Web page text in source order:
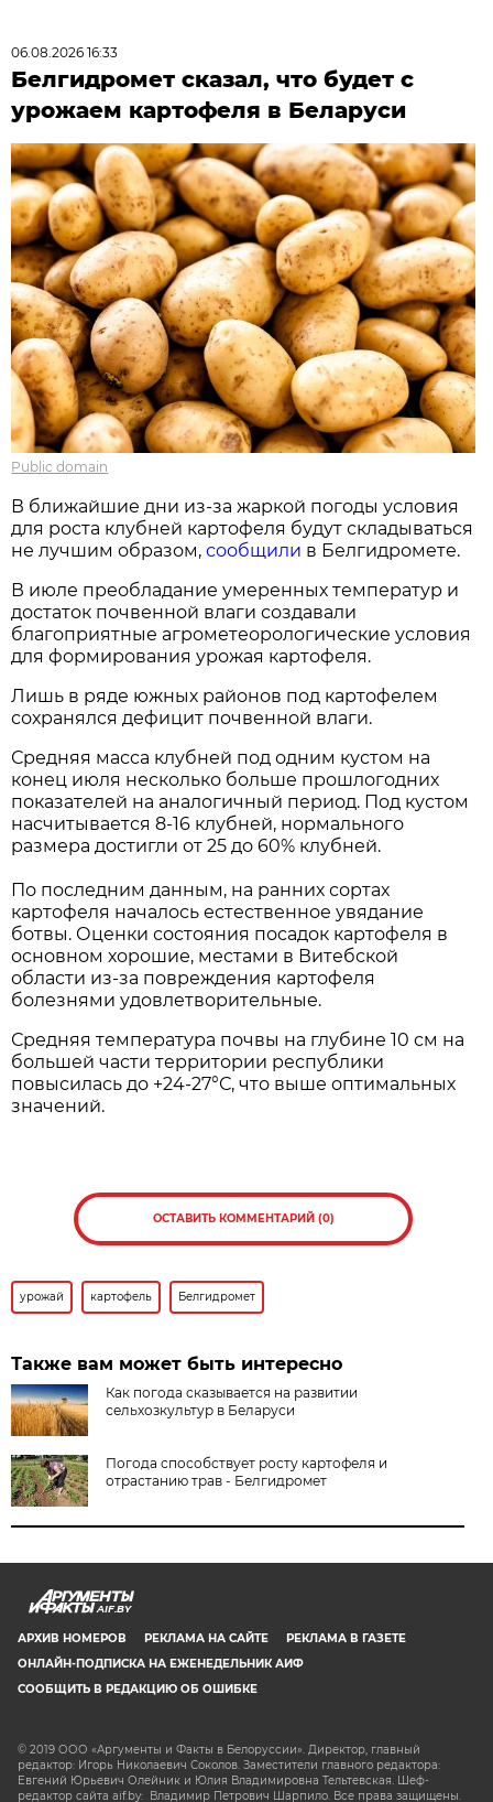
06.08.2026 16:33
Белгидромет сказал, что будет с
урожаем картофеля в Беларуси
Public domain
В ближайшие дни из-за жаркой погоды условия
для роста клубней картофеля будут складываться
не лучшим образом,сообщили в Белгидромете.
В июле преобладание умеренных температур и
достаток почвенной влаги создавали
благоприятные агрометеорологические условия
для формирования урожая картофеля.
Лишь в ряде южных районов под картофелем
сохранялся дефицит почвенной влаги.
Средняя масса клубней под одним кустом на
конец июля несколько больше прошлогодних
показателей на аналогичный период. Под кустом
насчитывается 8-16 клубней, нормального
размера достигли от 25 до 60% клубней.
По последним данным, на ранних сортах
картофеля началось естественное увядание
ботвы. Оценки состояния посадок картофеля в
основном хорошие, местами в Витебской
области из-за повреждения картофеля
болезнями удовлетворительные.
Средняя температура почвы на глубине 10 см на
большей части территории республики
повысилась до +24-27°С, что выше оптимальных
значений.
ОСТАВИТЬ КОММЕНТАРИЙ (0)
урожай картофель Белгидромет
Также вам может быть интересно
Как погода сказывается на развитии
сельхозкультур в Беларуси
Погода способствует росту картофеля и
отрастанию трав - Белгидромет
AIF.BY
АРХИВ НОМЕРОВ РЕКЛАМА НА САЙТЕ
РЕКЛАМА В ГАЗЕТЕ
ОНЛАЙН-ПОДПИСКА НА ЕЖЕНЕДЕЛЬНИК АИФ
СООБЩИТЬ В РЕДАКЦИЮ ОБ ОШИБКЕ
© 2019 ООО «Аргументы и Факты в Белоруссии». Директор, главный
редактор: Игорь Николаевич Соколов. Заместители главного редактора:
Евгений Юрьевич Олейник и Юлия Владимировна Тельтевская. Шеф-
редактор сайта aif.by: Владимир Петрович Шарпило. Все права защищены.